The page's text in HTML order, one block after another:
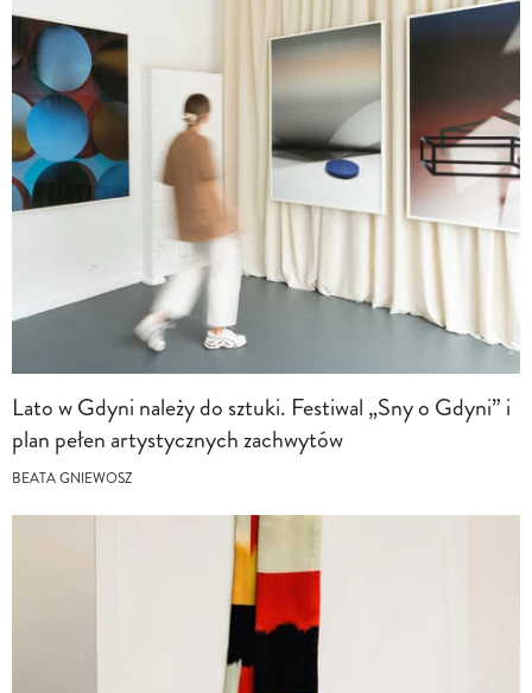
Lato w Gdyni należy do sztuki. Festiwal „Sny o Gdyni” i
plan pełen artystycznych zachwytów
BEATA GNIEWOSZ